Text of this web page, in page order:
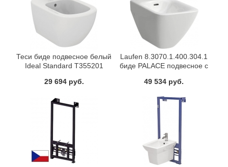
Теси биде подвесное белый
Ideal Standard T355201
29 694 руб.
Laufen 8.3070.1.400.304.1
биде PALACE подвесное с
49 534 руб.